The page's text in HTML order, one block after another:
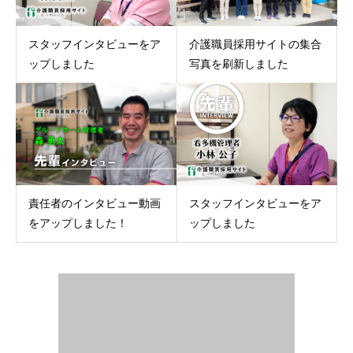
スタッフインタビューをア
ップしました
介護職員採用サイトの集合
写真を刷新しました
責任者のインタビュー動画
をアップしました！
スタッフインタビューをア
ップしました